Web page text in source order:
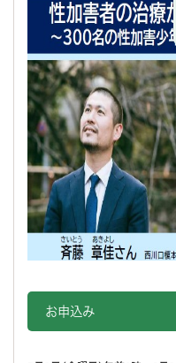
お申込み